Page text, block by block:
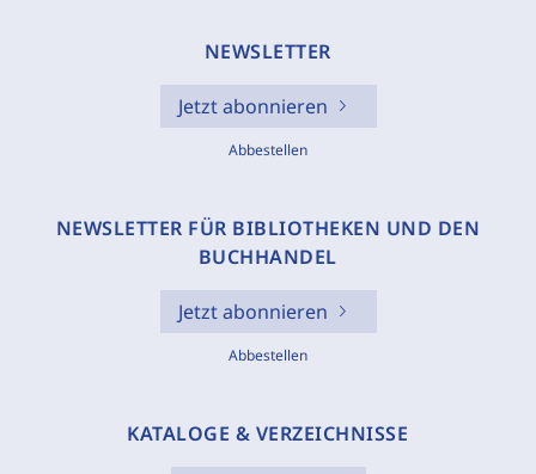
NEWSLETTER
Jetzt abonnieren
Abbestellen
NEWSLETTER FÜR BIBLIOTHEKEN UND DEN
BUCHHANDEL
Jetzt abonnieren
Abbestellen
KATALOGE & VERZEICHNISSE